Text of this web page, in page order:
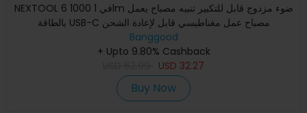
NEXTOOL 6 في 1 1000lm ضوء مزدوج قابل للتكبير تنبيه مصباح يعمل
بالطاقة USB-C مصباح عمل مغناطيسي قابل لإعادة الشحن
Banggood
+ Upto 9.80% Cashback
USD 32.27
Buy Now